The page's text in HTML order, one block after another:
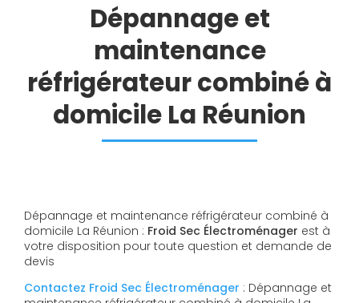
Dépannage et
maintenance
réfrigérateur combiné à
domicile La Réunion
Dépannage et maintenance réfrigérateur combiné à
domicile La Réunion : Froid Sec Électroménager est à
votre disposition pour toute question et demande de
devis
Contactez Froid Sec Électroménager : Dépannage et